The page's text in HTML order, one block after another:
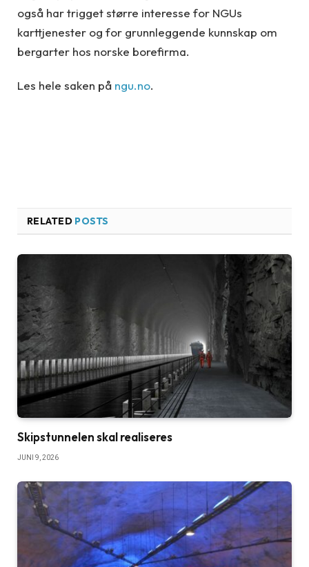
også har trigget større interesse for NGUs
karttjenester og for grunnleggende kunnskap om
bergarter hos norske borefirma.
Les hele saken på ngu.no.
RELATED POSTS
Skipstunnelen skal realiseres
JUNI 9, 2026